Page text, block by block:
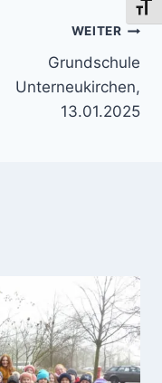
WEITER
Grundschule
Unterneukirchen,
13.01.2025